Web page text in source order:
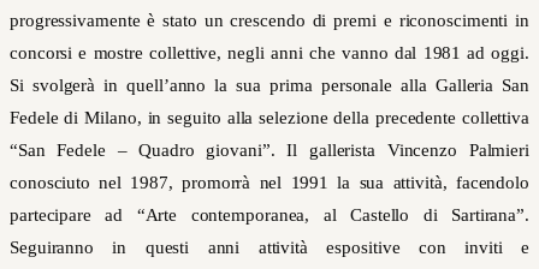
progressivamente è stato un crescendo di premi e riconoscimenti in
concorsi e mostre collettive, negli anni che vanno dal 1981 ad oggi.
Si svolgerà in quell’anno la sua prima personale alla Galleria San
Fedele di Milano, in seguito alla selezione della precedente collettiva
“San Fedele – Quadro giovani”. Il gallerista Vincenzo Palmieri
conosciuto nel 1987, promorrà nel 1991 la sua attività, facendolo
partecipare ad “Arte contemporanea, al Castello di Sartirana”.
Seguiranno in questi anni attività espositive con inviti e